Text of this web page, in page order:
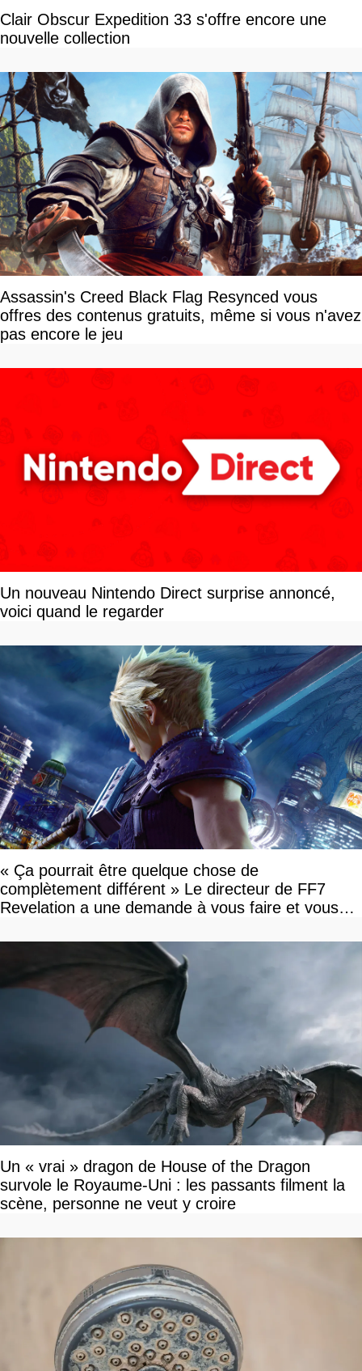
Clair Obscur Expedition 33 s'offre encore une
nouvelle collection
Assassin's Creed Black Flag Resynced vous
offres des contenus gratuits, même si vous n'avez
pas encore le jeu
Un nouveau Nintendo Direct surprise annoncé,
voici quand le regarder
« Ça pourrait être quelque chose de
complètement différent » Le directeur de FF7
Revelation a une demande à vous faire et vous
Un « vrai » dragon de House of the Dragon
survole le Royaume-Uni : les passants filment la
scène, personne ne veut y croire